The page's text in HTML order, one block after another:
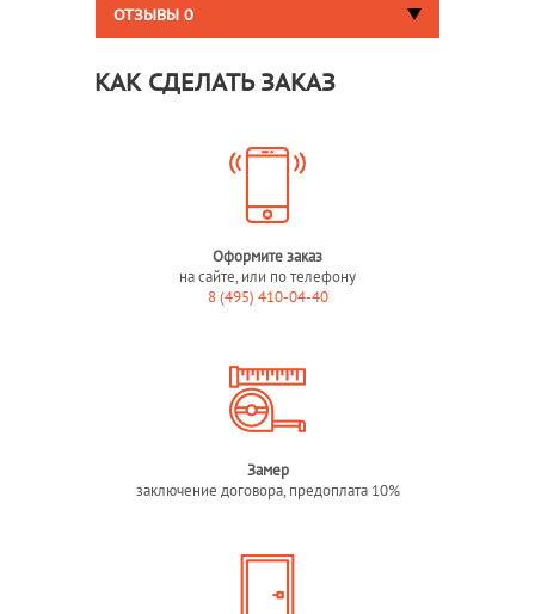
ОТЗЫВЫ 0
КАК СДЕЛАТЬ ЗАКАЗ
Оформите заказ
на сайте, или по телефону
8 (495) 410-04-40
Замер
заключение договора, предоплата 10%